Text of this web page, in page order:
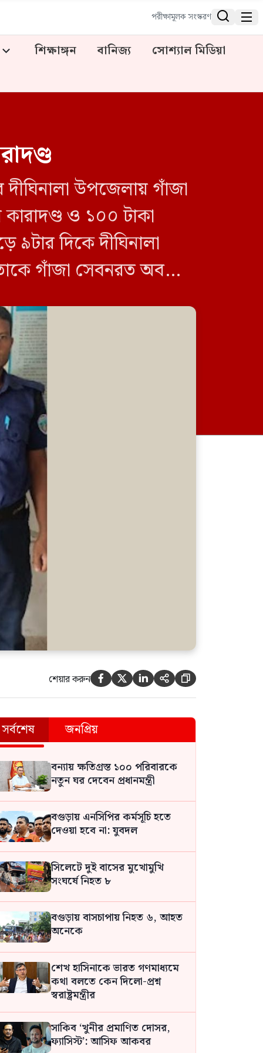
পরীক্ষামূলক সংস্করণ  
শিক্ষাঙ্গন বানিজ্য
সোশ্যাল মিডিয়া
দীঘিনালা উপজেলায় গাঁজা
ও ১০০ টাকা
দিকে দীঘিনালা
গাঁজা সেবনরত অবস্থায়
শেয়ার করুন     
সর্বশেষ জনপ্রিয়
বন্যায় ক্ষতিগ্রস্ত ১০০ পরিবারকে
নতুন ঘর দেবেন প্রধানমন্ত্রী
বগুড়ায় এনসিপির কর্মসূচি হতে
দেওয়া হবে না: যুবদল
সিলেটে দুই বাসের মুখোমুখি
সংঘর্ষে নিহত ৮
বগুড়ায় বাসচাপায় নিহত ৬, আহত
অনেকে
শেখ হাসিনাকে ভারত গণমাধ্যমে
কথা বলতে কেন দিলো-প্রশ্ন
স্বরাষ্ট্রমন্ত্রীর
সাকিব ‘খুনীর প্রমাণিত দোসর,
ফ্যাসিস্ট’: আসিফ আকবর